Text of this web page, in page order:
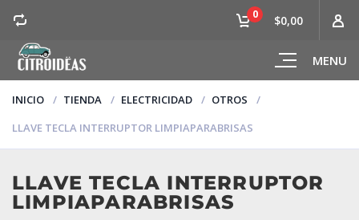
MENU
0 $0,00
INICIO TIENDA ELECTRICIDAD
OTROS
LLAVE TECLA INTERRUPTOR LIMPIAPARABRISAS
LLAVE TECLA INTERRUPTOR
LIMPIAPARABRISAS